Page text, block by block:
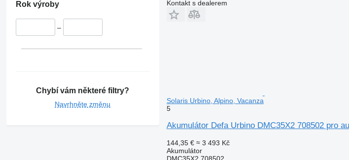
Rok výroby
–
Chybí vám některé filtry?
Navrhněte změnu
Kontakt s dealerem
Solaris Urbino, Alpino, Vacanza
5
Akumulátor Defa Urbino DMC35X2 708502 pro
144,35 € ≈ 3 493 Kč
Akumulátor